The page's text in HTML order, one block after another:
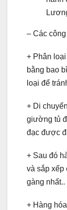
– Các
+ Phân
bằng bao
loại để
+ Di
giường tủ
đạc được
+ Sau đó
và sắp xếp
gàng nhất..
+ Hàng